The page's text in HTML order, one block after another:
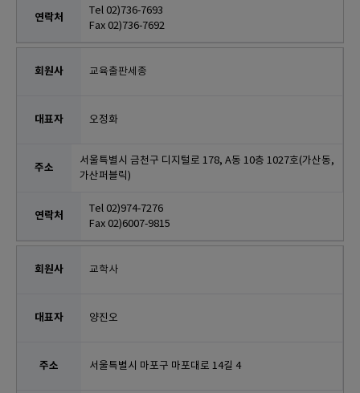
Tel 02)736-7693
Fax 02)736-7692
교육출판세종
오정화
서울특별시 금천구 디지털로 178, A동 10층 1027호(가산동,
가산퍼블릭)
Tel 02)974-7276
Fax 02)6007-9815
교학사
양진오
서울특별시 마포구 마포대로 14길 4